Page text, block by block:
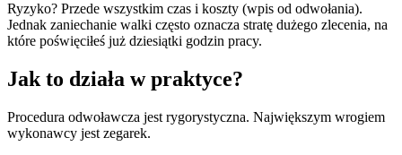
Ryzyko? Przede wszystkim czas i koszty (wpis od odwołania).
Jednak zaniechanie walki często oznacza stratę dużego zlecenia, na
które poświęciłeś już dziesiątki godzin pracy.
Jak to działa w praktyce?
Procedura odwoławcza jest rygorystyczna. Największym wrogiem
wykonawcy jest zegarek.